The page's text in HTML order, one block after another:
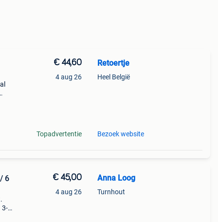
€ 44,60
4 aug 26
Topadvertentie
Retoertje
Heel België
Bezoek website
6
3-
€ 45,00
4 aug 26
Anna Loog
Turnhout